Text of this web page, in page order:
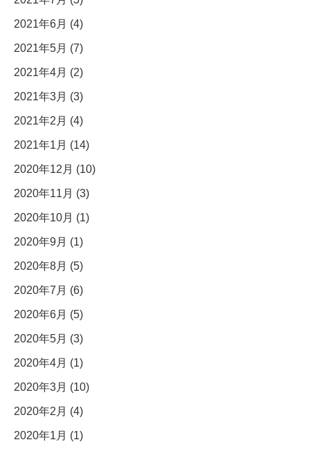
2021年6月 (4)
2021年5月 (7)
2021年4月 (2)
2021年3月 (3)
2021年2月 (4)
2021年1月 (14)
2020年12月 (10)
2020年11月 (3)
2020年10月 (1)
2020年9月 (1)
2020年8月 (5)
2020年7月 (6)
2020年6月 (5)
2020年5月 (3)
2020年4月 (1)
2020年3月 (10)
2020年2月 (4)
2020年1月 (1)